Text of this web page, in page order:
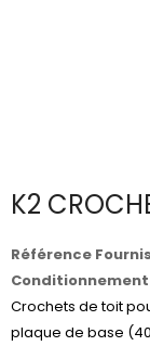
K2
Référence
Conditionnement
Crochets de toit
plaque de base